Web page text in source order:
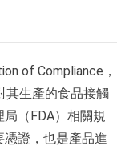
of Compliance，
其生產的食品接觸
（FDA）相關規
證，也是產品進